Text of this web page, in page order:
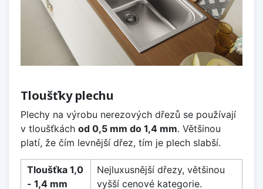
Tloušťky plechu
Plechy na výrobu nerezových dřezů se používají
v tloušťkách od 0,5 mm do 1,4 mm. Většinou
platí, že čím levnější dřez, tím je plech slabší.
Tloušťka 1,0
- 1,4 mm
Nejluxusnější dřezy, většinou
vyšší cenové kategorie.